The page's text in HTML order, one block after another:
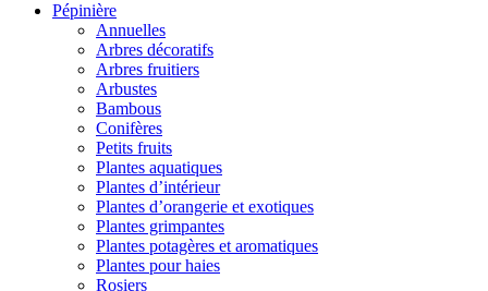
Pépinière
Annuelles
Arbres décoratifs
Arbres fruitiers
Arbustes
Bambous
Conifères
Petits fruits
Plantes aquatiques
Plantes d’intérieur
Plantes d’orangerie et exotiques
Plantes grimpantes
Plantes potagères et aromatiques
Plantes pour haies
Rosiers